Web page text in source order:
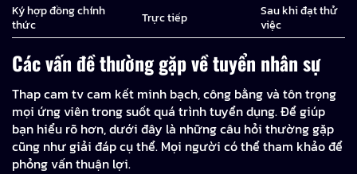
Ký hợp đồng chính
thức
Trực tiếp
Sau khi đạt thử
việc
Các vấn đề thường gặp về tuyển nhân sự
Thap cam tv cam kết minh bạch, công bằng và tôn trọng
mọi ứng viên trong suốt quá trình tuyển dụng. Để giúp
bạn hiểu rõ hơn, dưới đây là những câu hỏi thường gặp
cũng như giải đáp cụ thể. Mọi người có thể tham khảo để
phỏng vấn thuận lợi.